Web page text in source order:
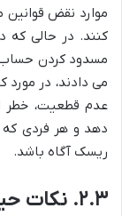
کنند. در حالی که
مسدود کردن حساب
می دادند، در مورد
عدم قطعیت، خطر
دهد و هر فردی که
ریسک آگاه باشد.
۲.۳.